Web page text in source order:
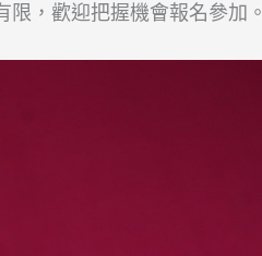
，歡迎把握機會報名參加。